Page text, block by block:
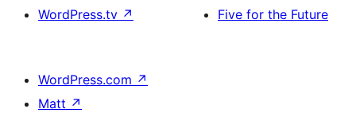
WordPress.tv ↗
Five for the Future
WordPress.com ↗
Matt ↗